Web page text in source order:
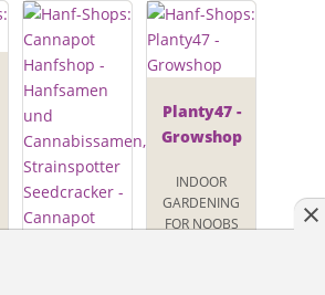
Planty47 -
Growshop
INDOOR
GARDENING
FOR NOOBS